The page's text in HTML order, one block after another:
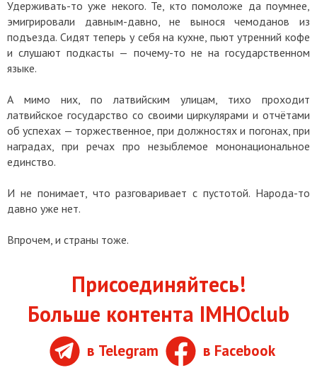
Удерживать-то уже некого. Те, кто помоложе да поумнее,
эмигрировали давным-давно, не вынося чемоданов из
подъезда. Сидят теперь у себя на кухне, пьют утренний кофе
и слушают подкасты — почему-то не на государственном
языке.
А мимо них, по латвийским улицам, тихо проходит
латвийское государство со своими циркулярами и отчётами
об успехах — торжественное, при должностях и погонах, при
наградах, при речах про незыблемое мононациональное
единство.
И не понимает, что разговаривает с пустотой. Народа-то
давно уже нет.
Впрочем, и страны тоже.
Присоединяйтесь!
Больше контента IMHOclub
в Telegram в Facebook